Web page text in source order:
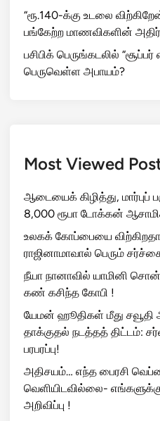
“ரூ.140-க்கு உடலை
பங்கேற்ற மாணவிகளின்
பசிபிக் பெருங்கடலில்
பெருவெள்ள அபாயம்?
Most Viewed
ஆடையைக் கிழித்து, மார்புப்
8,000 ரூபா டோக்கன்
உலகக் கோப்பையை விற்கிறதா
ராஜினாமாவால் பெரும்
நீயா நானாவில் யாமினி
கண் கசிந்த கோபி !
யேமன் ஹூதிகள் மீது சவூதி
தாக்குதல் நடத்தத் திட்டம்:
பரபரப்பு!
அதிசயம்… எந்த பைரசி
வெளியிடவில்லை-
அறிவிப்பு !